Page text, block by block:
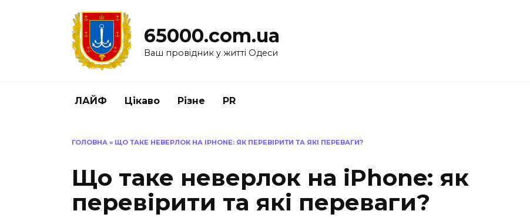
65000.com.ua
Ваш провідник у житті Одеси
ЛАЙФ Цікаво Різне PR
ГОЛОВНА » ЩО ТАКЕ НЕВЕРЛОК НА IPHONE: ЯК ПЕРЕВІРИТИ ТА ЯКІ ПЕРЕВАГИ?
Що таке неверлок на iPhone: як
перевірити та які переваги?